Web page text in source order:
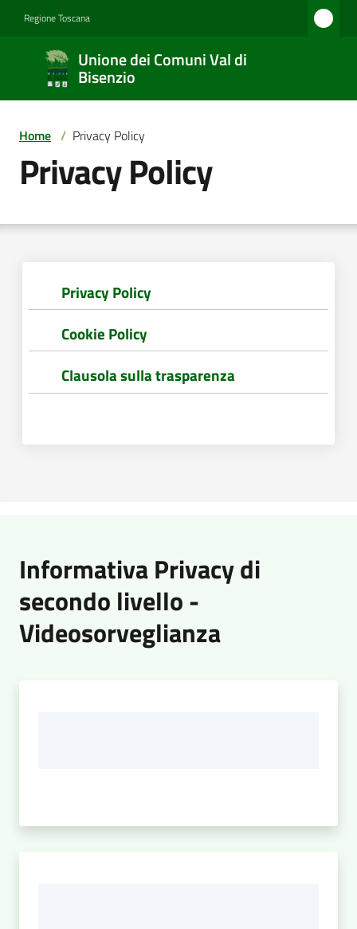
Regione Toscana
Unione dei Comuni Val di
Bisenzio
Unione
dei
Comuni
Val di
Bisenzio
Amministrazione
Servizi
dati
su
Home / Privacy Policy
Privacy Policy
Privacy Policy
Cookie Policy
Clausola sulla trasparenza
Informativa Privacy di
secondo livello -
Videosorveglianza